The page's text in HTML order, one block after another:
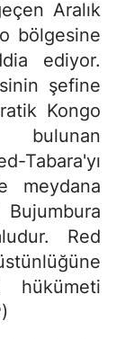
Aralık
bölgesine
ediyor.
şefine
Kongo
bulunan
Tabara'yı
meydana
Bujumbura
Red
hükümeti